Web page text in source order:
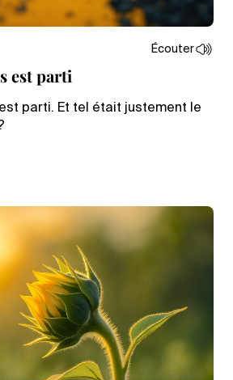
Écouter
est parti
est parti. Et tel était justement le